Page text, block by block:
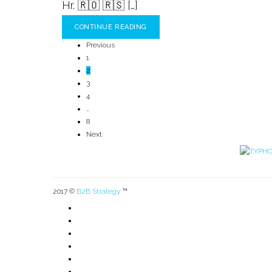
Hr. 🇷🇴 🇷🇸 […]
CONTINUE READING
Previous
1
2
3
4
…
8
Next
2017 © B2B Strategy ™